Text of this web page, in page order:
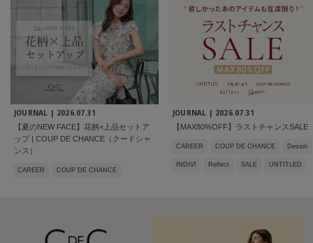
JOURNAL | 2026.07.31
【夏のNEW FACE】花柄×上品セットア
ップ | COUP DE CHANCE（クードシャ
ンス）
CAREER COUP DE CHANCE
JOURNAL | 2026.07.31
【MAX80%OFF】ラストチャンスSALE
CAREER COUP DE CHANCE Dessin
INDIVI Reflect SALE UNTITLED